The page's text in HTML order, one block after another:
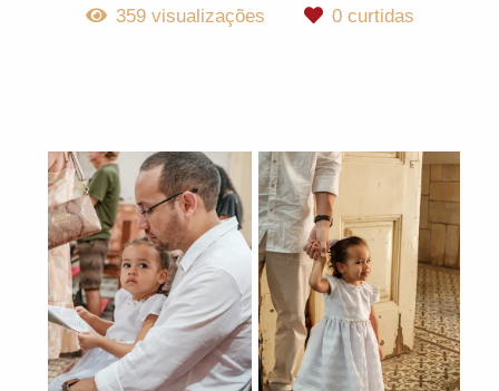
359visualizações 0curtidas